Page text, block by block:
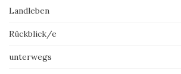
Landleben
Rückblick/e
unterwegs